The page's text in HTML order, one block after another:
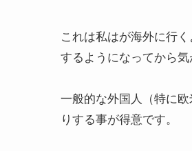
これは私はが海外に行
するようになってから気
一般的な外国人（特に
りする事が得意です。